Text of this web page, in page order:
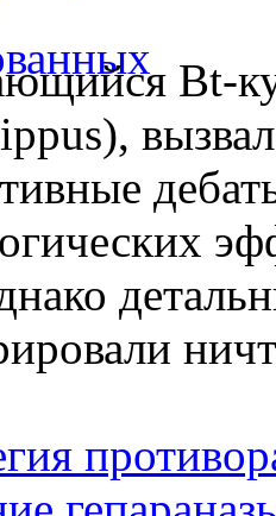
Bt-